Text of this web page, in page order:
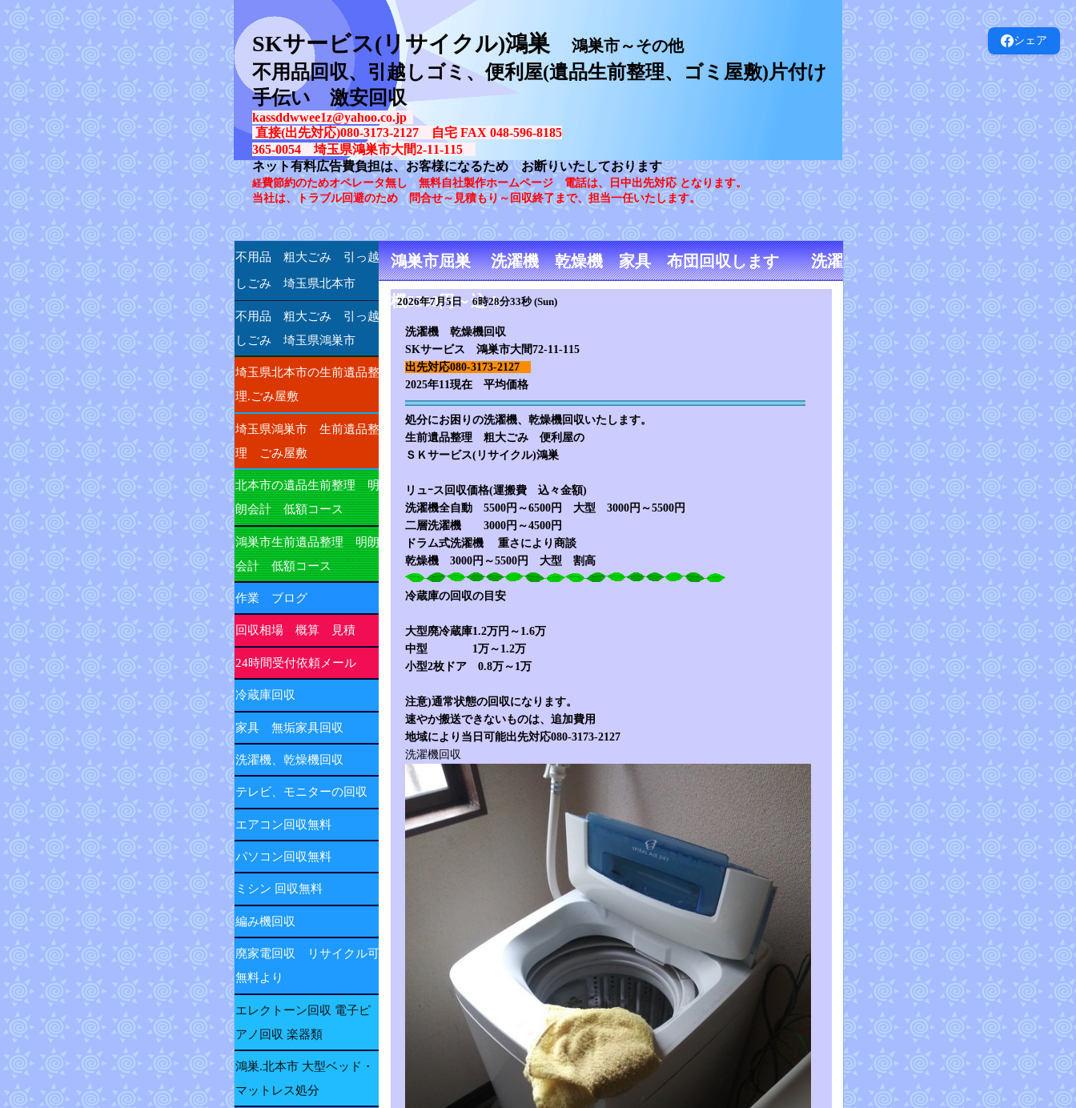
シェア
SKサービス(リサイクル)鴻巣 鴻巣市～その他
不用品回収、引越しゴミ、便利屋(遺品生前整理、ゴミ屋敷)片付け
手伝い 激安回収
kassddwwee1z@yahoo.co.jp
直接(出先対応)080-3173-2127 自宅 FAX 048-596-8185
365-0054 埼玉県鴻巣市大間2-11-115
ネット有料広告費負担は、お客様になるため お断りいたしております
経費節約のためオペレータ無し 無料自社製作ホームページ 電話は、日中出先対応 となります。
当社は、トラブル回避のため 問合せ～見積もり～回収終了まで、担当一任いたします。
鴻巣市屈巣 洗濯機 乾燥機 家具 布団回収します 洗濯
機5500円～込々
2026年7月5日 6時28分33秒 (Sun)
洗濯機 乾燥機回収
SKサービス 鴻巣市大間72-11-115
出先対応080-3173-2127
2025年11現在 平均価格
処分にお困りの洗濯機、乾燥機回収いたします。
生前遺品整理 粗大ごみ 便利屋の
ＳＫサービス(リサイクル)鴻巣
リュｰス回収価格(運搬費 込々金額)
洗濯機全自動 5500円～6500円 大型 3000円～5500円
二層洗濯機 3000円～4500円
ドラム式洗濯機 重さにより商談
乾燥機 3000円～5500円 大型 割高
冷蔵庫の回収の目安
大型廃冷蔵庫1.2万円～1.6万
中型 1万～1.2万
小型2枚ドア 0.8万～1万
注意)通常状態の回収になります。
速やか搬送できないものは、追加費用
地域により当日可能出先対応080-3173-2127
洗濯機回収
不用品 粗大ごみ 引っ越
しごみ 埼玉県北本市
不用品 粗大ごみ 引っ越
しごみ 埼玉県鴻巣市
埼玉県北本市の生前遺品整
理.ごみ屋敷
埼玉県鴻巣市 生前遺品整
理 ごみ屋敷
北本市の遺品生前整理 明
朗会計 低額コース
鴻巣市生前遺品整理 明朗
会計 低額コース
作業 ブログ
回収相場 概算 見積
24時間受付依頼メール
冷蔵庫回収
家具 無垢家具回収
洗濯機、乾燥機回収
テレビ、モニターの回収
エアコン回収無料
パソコン回収無料
ミシン 回収無料
編み機回収
廃家電回収 リサイクル可
無料より
エレクトーン回収 電子ピ
アノ回収 楽器類
鴻巣.北本市 大型ベッド・
マットレス処分